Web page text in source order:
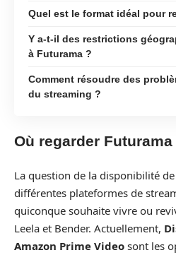
Quel est le format idéal pour
Y a-t-il des restrictions
à Futurama ?
Comment résoudre des
du streaming ?
Où regarder
La question de la disponibilité de
différentes plateformes de
quiconque souhaite vivre ou
Leela et Bender. Actuellement,
Amazon Prime Video sont les